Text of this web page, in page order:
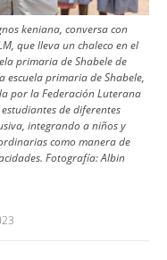
keniana, conversa con
que lleva un chaleco en el
primaria de Shabele de
escuela primaria de Shabele,
por la Federación Luterana
de diferentes
integrando a niños y
como manera de
Fotografía:Albin